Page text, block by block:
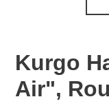
Kurgo
Air",